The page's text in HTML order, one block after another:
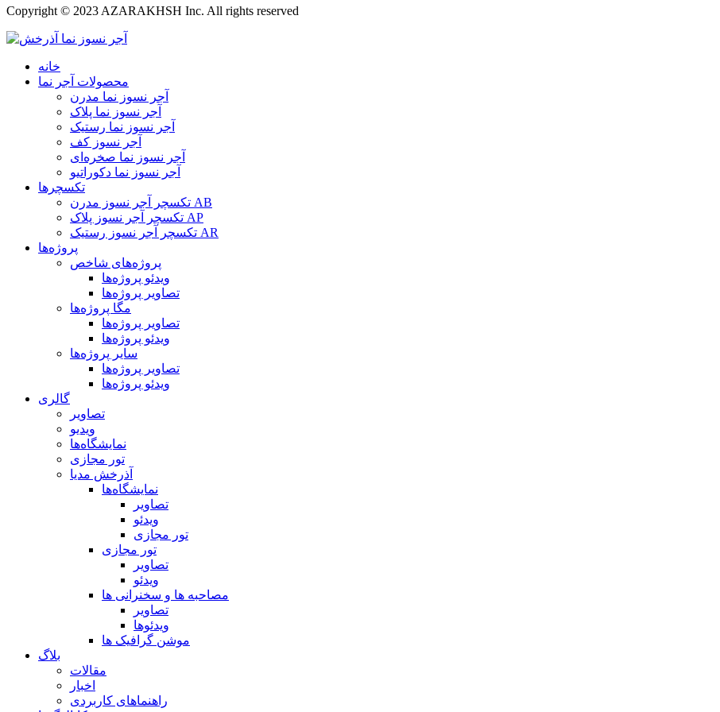
Copyright © 2023 AZARAKHSH Inc. All rights reserved
خانه
محصولات آجر نما
آجر نسوز نما مدرن
آجر نسوز نما پلاک
آجر نسوز نما رستیک
آجر نسوز کف
آجر نسوز نما صخره‌ای
آجر نسوز نما دکوراتیو
تکسچرها
تکسچر آجر نسوز مدرن AB
تکسچر آجر نسوز پلاک AP
تکسچر آجر نسوز رستیک AR
پروژه‌ها
پروژه‌های شاخص
ویدئو پروژه‌ها
تصاویر پروژه‌ها
مگا پروژه‌ها
تصاویر پروژه‌ها
ویدئو پروژه‌ها
سایر پروژه‌ها
تصاویر پروژه‌ها
ویدئو پروژه‌ها
گالری
تصاویر
ویدیو
نمایشگاه‌ها
تور مجازی
آذرخش مدیا
نمایشگاه‌ها
تصاویر
ویدئو
تور مجازی
تور مجازی
تصاویر
ویدئو
مصاحبه ها و سخنرانی ها
تصاویر
ویدئوها
موشن گرافیک ها
بلاگ
مقالات
اخبار
راهنماهای کاربردی